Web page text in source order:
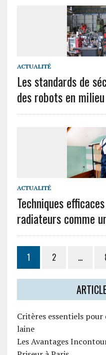
ACTUALITÉ
Les standards de
des robots en
ACTUALITÉ
Techniques
radiateurs comme
1 2 …
Critères essentiels
laine
Les Avantages